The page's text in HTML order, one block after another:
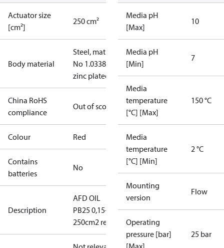
Actuator size
[cm²]
250 cm²
Body material
Steel, mat.
No 1.0338,
zinc plated
China RoHS
compliance
Out of scope
Colour Red
Contains
batteries
No
Description
AFD OIL
PB25 0,15-1,5
250cm2 red
Media pH
[Max]
10
Media pH
[Min]
7
Media
temperature
[°C] [Max]
150 °C
Media
temperature
[°C] [Min]
2 °C
Mounting
version
Flow
Operating
pressure [bar]
[Max]
25 bar